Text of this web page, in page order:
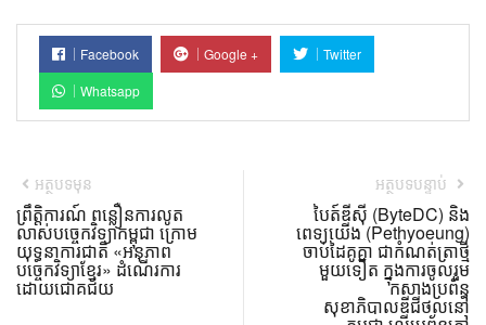
Facebook Google +
Twitter
Whatsapp
អត្ថបទមុន
ព្រឹត្តិការណ៍ ពន្លឿនការលូត
លាស់បច្ចេកវិទ្យាកម្ពុជា ក្រោម
យុទ្ធនាការជាតិ «អនុភាព
បច្ចេកវិទ្យាខ្មែរ» ដំណើរការ
ដោយជោគជ័យ
អត្ថបទបន្ទាប់
បៃត៍ឌីស៊ី (ByteDC) និង
ពេទ្យយើង (Pethyoeung)
ចាប់ដៃគូគ្នា ជាកំណត់ត្រាថ្មី
មួយទៀត ក្នុងការចូលរួម
កសាងប្រព័ន្ធ
សុខាភិបាលឌីជីថល​នៅ